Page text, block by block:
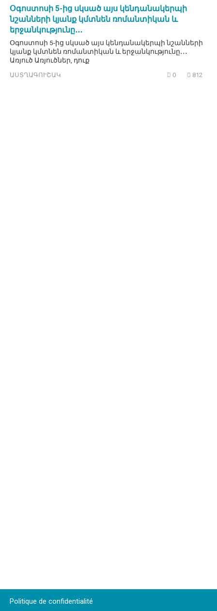
Օգոստոսի 5-ից սկսած այս կենդանակերպի
նշանների կյանք կմտնեն ռոմանտիկան և
երջանկությունը․․․
Օգոստոսի 5-ից սկսած այս կենդանակերպի նշանների
կյանք կմտնեն ռոմանտիկան և երջանկությունը․․․
Առյուծ Առյուծներ, դուք
ԱՍՏՂԱԳՈՒՇԱԿ 0 812
Politique de confidentialité